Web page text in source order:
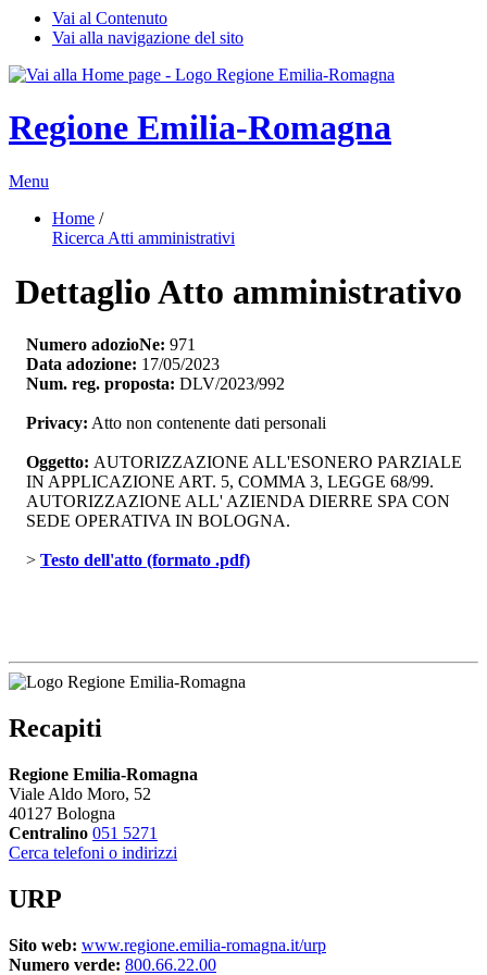
Vai al Contenuto
Vai alla navigazione del sito
Regione Emilia-Romagna
Menu
Home /
Ricerca Atti amministrativi
Dettaglio Atto amministrativo
Numero adozioNe: 971
Data adozione: 17/05/2023
Num. reg. proposta: DLV/2023/992
Privacy: Atto non contenente dati personali
Oggetto: AUTORIZZAZIONE ALL'ESONERO PARZIALE
IN APPLICAZIONE ART. 5, COMMA 3, LEGGE 68/99.
AUTORIZZAZIONE ALL' AZIENDA DIERRE SPA CON
SEDE OPERATIVA IN BOLOGNA.
> Testo dell'atto (formato .pdf)
Recapiti
Regione Emilia-Romagna
Viale Aldo Moro, 52
40127 Bologna
Centralino 051 5271
Cerca telefoni o indirizzi
URP
Sito web: www.regione.emilia-romagna.it/urp
Numero verde: 800.66.22.00